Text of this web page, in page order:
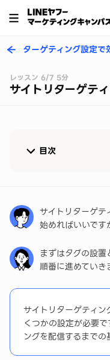
ターゲティング設定
レッスン 6/7 5分
サイトリターゲテ
目次
配信前の確認事項
まとめ
サイトリターゲテ
始めればいいです
まずはタグの設置
順番に進めていき
サイトリターゲティ
くつかの設定が必要
ングを配信するまでの